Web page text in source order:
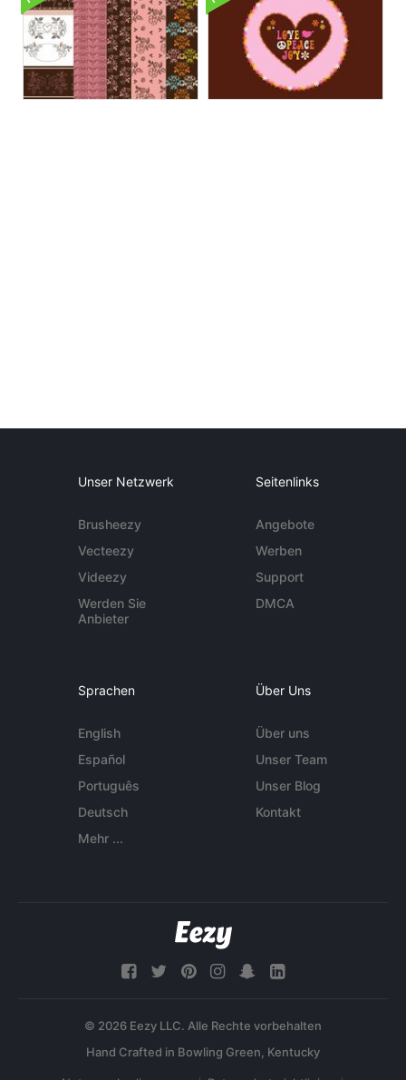
Unser Netzwerk
Brusheezy
Vecteezy
Videezy
Werden Sie
Anbieter
Seitenlinks
Angebote
Werben
Support
DMCA
Sprachen
English
Español
Português
Deutsch
Mehr ...
Über Uns
Über uns
Unser Team
Unser Blog
Kontakt
© 2026 Eezy LLC. Alle Rechte vorbehalten